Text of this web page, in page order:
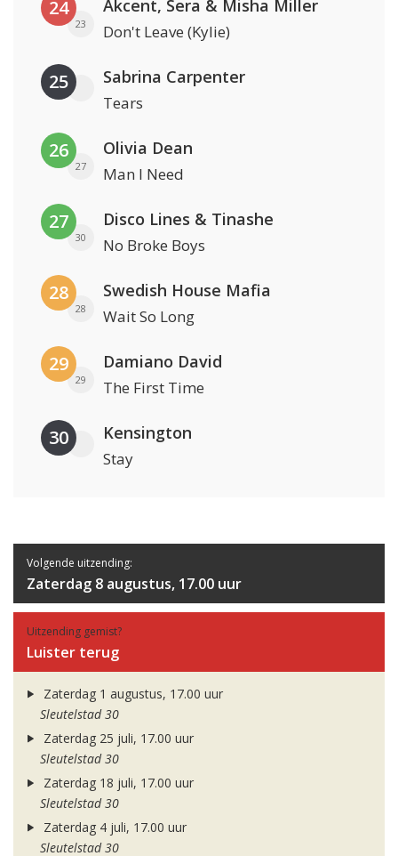
24
23
Akcent, Sera & Misha Miller
Don't Leave (Kylie)
25 Sabrina Carpenter
Tears
26
27
Olivia Dean
Man I Need
27
30
Disco Lines & Tinashe
No Broke Boys
28
28
Swedish House Mafia
Wait So Long
29
29
Damiano David
The First Time
30 Kensington
Stay
Volgende uitzending:
Zaterdag 8 augustus, 17.00 uur
Uitzending gemist?
Luister terug
Zaterdag 1 augustus, 17.00 uur
Sleutelstad 30
Zaterdag 25 juli, 17.00 uur
Sleutelstad 30
Zaterdag 18 juli, 17.00 uur
Sleutelstad 30
Zaterdag 4 juli, 17.00 uur
Sleutelstad 30